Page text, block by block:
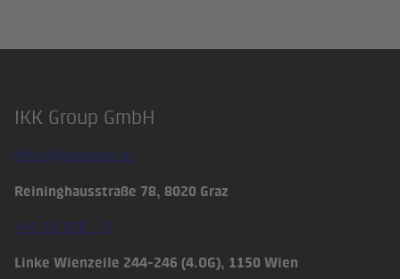
Footer
IKK Group GmbH
office@ikkgroup.at
Reininghausstraße 78, 8020 Graz
+43 50 978 – 0
Linke Wienzeile 244-246 (4.OG), 1150 Wien